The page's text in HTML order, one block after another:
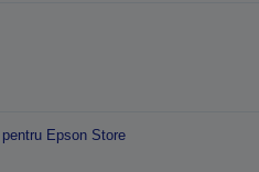
Epson Store